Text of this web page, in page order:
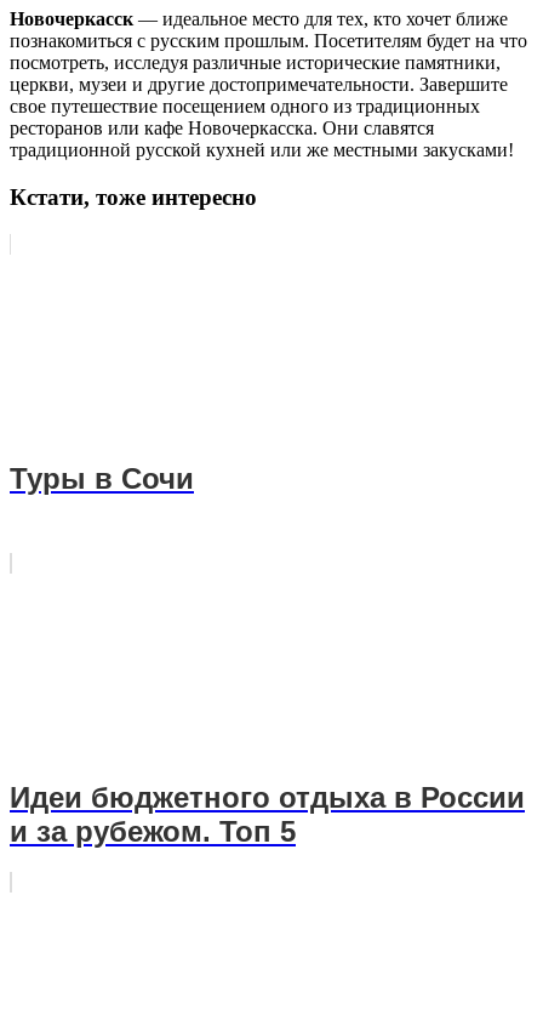
Новочеркасск— идеальное место для тех, кто хочет ближе
познакомиться с русским прошлым. Посетителям будет на что
посмотреть, исследуя различные исторические памятники,
церкви, музеи и другие достопримечательности. Завершите
свое путешествие посещением одного из традиционных
ресторанов или кафе Новочеркасска. Они славятся
традиционной русской кухней или же местными закусками!
Кстати, тоже интересно
Туры в Сочи
Идеи бюджетного отдыха в России
и за рубежом. Топ 5